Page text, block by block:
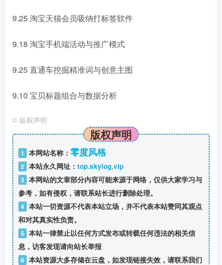
9.25 淘宝天猫会员吸纳打标签软件
9.18 淘宝手机端活动与推广模式
9.25 直通车挖掘精准词与创意主图
9.10 宝贝标题组合与数据分析
© 版权声明
版权声明
1 本网站名称： 零度风格
2 本站永久网址： top.skylog.vip
3 本网站的文章部分内容可能来源于网络，仅供大家学习与
参考，如有侵权，请联系站长进行删除处理。
4 本站一切资源不代表本站立场，并不代表本站赞同其观点
和对其真实性负责。
5 本站一律禁止以任何方式发布或转载任何违法的相关信
息，访客发现请向站长举报
6 本站资源大多存储在云盘，如发现链接失效，请联系我们